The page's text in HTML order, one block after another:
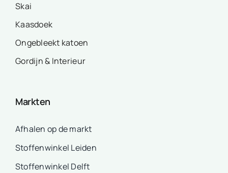
Skai
Kaasdoek
Ongebleekt katoen
Gordijn & Interieur
Markten
Afhalen op de markt
Stoffenwinkel Leiden
Stoffenwinkel Delft